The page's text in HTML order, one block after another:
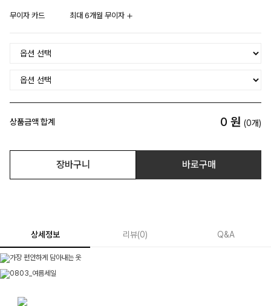
무이자 카드 최대 6개월 무이자
상품금액 합계 0 원 (0개)
장바구니 바로구매
상세정보 리뷰(0) Q&A